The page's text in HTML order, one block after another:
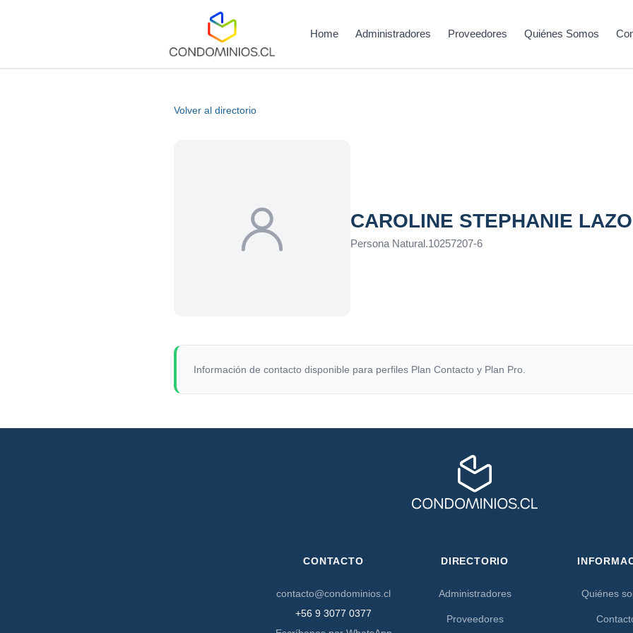
Home Administradores Proveedores Quiénes Somos
Volver al directorio
CAROLINE STEPHANIE
Persona Natural.10257207-6
Información de contacto disponible para perfiles Plan Contacto y Plan Pro.
CONTACTO
contacto@condominios.cl
+56 9 3077 0377
DIRECTORIO
Administradores
Proveedores
Quiénes